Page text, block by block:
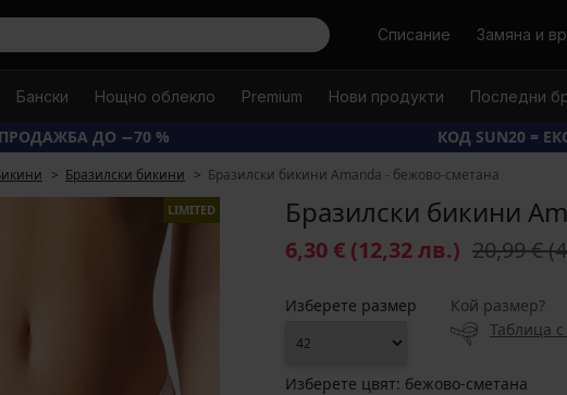
ТърсиСписание Замяна и
Бански Нощно облекло Premium Нови продукти Последни
ДО −70 % КОД SUN20 =
Бразилски бикини Бразилски бикини Amanda - бежово-сметана
LIMITED Бразилски бикини
6,30 € (12,32 лв.) 20,99 €
Изберете размер
Кой размер?
Таблица
Изберете цвят: бежово-сметана